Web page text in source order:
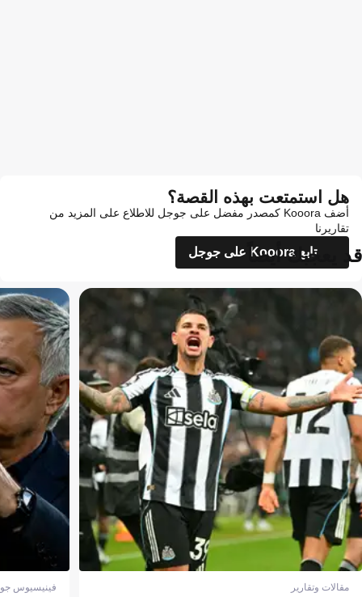
هل استمتعت بهذه القصة؟
أضف Kooora كمصدر مفضل على جوجل للاطلاع على المزيد من
تقاريرنا
تابع Kooora على جوجل
قد يعجبك أيضاً
مقالات وتقارير فينيسيوس